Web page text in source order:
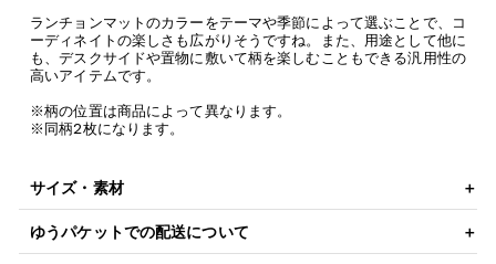
ランチョンマットのカラーをテーマや季節によって選ぶことで、コ
ーディネイトの楽しさも広がりそうですね。また、用途として他に
も、デスクサイドや置物に敷いて柄を楽しむこともできる汎用性の
高いアイテムです。
※柄の位置は商品によって異なります。
※同柄2枚になります。
サイズ・素材
ゆうパケットでの配送について